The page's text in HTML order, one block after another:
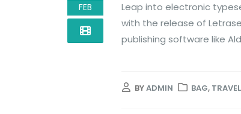
FEB
Leap into electronic
with the release of
publishing software like
BYADMIN BAG,